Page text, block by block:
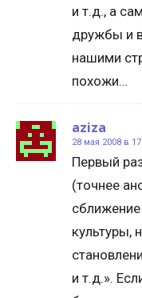
и т.д., а
дружбы и
нашими
похожи…
aziza
28 мая 2008 в
Первый
(точнее
культуры,
и т.д.».